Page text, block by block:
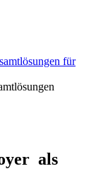
für
als